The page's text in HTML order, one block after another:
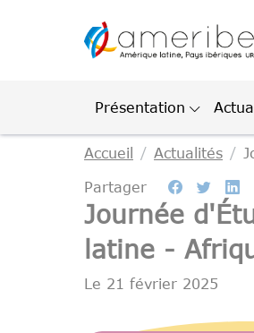
Présentation
Accueil Actualités
Partager
Journée
latine -
Le 21 février 2025